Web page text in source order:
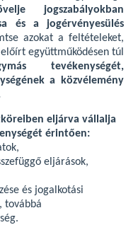
jogszabályokban
és a jogérvényesülés
azokat a feltételeket,
együttműködésen túl
tevékenységét,
a közvélemény
eljárva vállalja
érintően:
eljárások,
és jogalkotási
továbbá